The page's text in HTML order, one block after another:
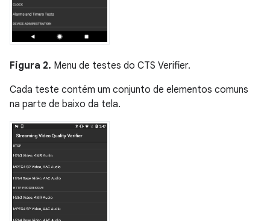
Figura 2. Menu de testes do CTS Verifier.
Cada teste contém um conjunto de elementos comuns
na parte de baixo da tela.